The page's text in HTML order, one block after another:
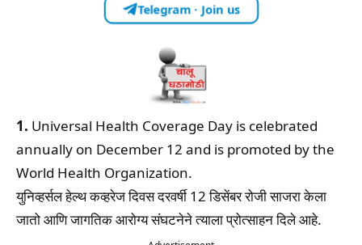
Telegram · Join us
1. Universal Health Coverage Day is celebrated
annually on December 12 and is promoted by the
World Health Organization.
युनिव्हर्सल हेल्थ कव्हरेज दिवस दरवर्षी 12 डिसेंबर रोजी साजरा केला
जातो आणि जागतिक आरोग्य संघटनेने त्याला प्रोत्साहन दिले आहे.